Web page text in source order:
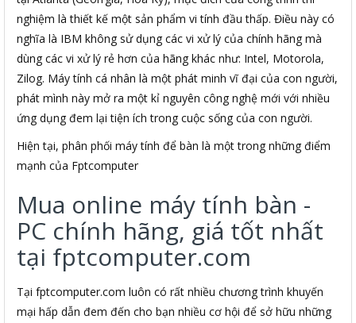
nghiệm là thiết kế một sản phẩm vi tính đầu thấp. Điều này có
nghĩa là IBM không sử dụng các vi xử lý của chính hãng mà
dùng các vi xử lý rẻ hơn của hãng khác như: Intel, Motorola,
Zilog. Máy tính cá nhân là một phát minh vĩ đại của con người,
phát mình này mở ra một kỉ nguyên công nghệ mới với nhiều
ứng dụng đem lại tiện ích trong cuộc sống của con người.
Hiện tại, phân phối máy tính để bàn là một trong những điểm
mạnh của Fptcomputer
Mua online máy tính bàn -
PC chính hãng, giá tốt nhất
tại fptcomputer.com
Tại fptcomputer.com luôn có rất nhiều chương trình khuyến
mại hấp dẫn đem đến cho bạn nhiều cơ hội để sở hữu những